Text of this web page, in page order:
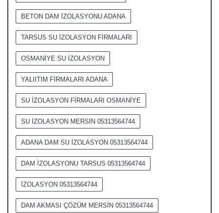
BETON DAM İZOLASYONU ADANA
TARSUS SU İZOLASYON FİRMALARI
OSMANİYE SU İZOLASYON
YALIITIM FİRMALARI ADANA
SU İZOLASYON FİRMALARI OSMANİYE
SU İZOLASYON MERSİN 05313564744
ADANA DAM SU İZOLASYON 05313564744
DAM İZOLASYONU TARSUS 05313564744
İZOLASYON 05313564744
DAM AKMASI ÇÖZÜM MERSİN 05313564744